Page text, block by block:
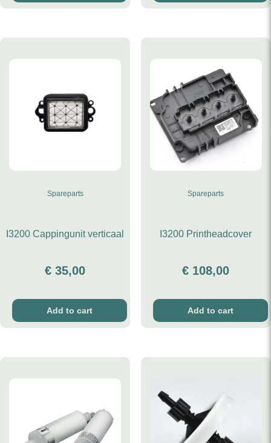
Spareparts
I3200 Cappingunit verticaal
€ 35,00
Add to cart
Spareparts
I3200 Printheadcover
€ 108,00
Add to cart